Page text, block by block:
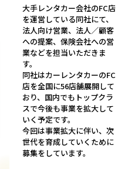
大手レンタカー会社のFC店
を運営している同社にて、
法人向け営業、法人／顧客
への提案、保険会社への営
業などを担当いただきま
す。
同社はカーレンタカーのFC
店を全国に56店舗展開して
おり、国内でもトップクラ
スで今後も事業を拡大して
いく予定です。
今回は事業拡大に伴い、次
世代を育成していくために
募集をしています。